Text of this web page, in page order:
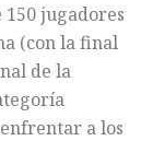
150 jugadores
(con la final
de la
a los